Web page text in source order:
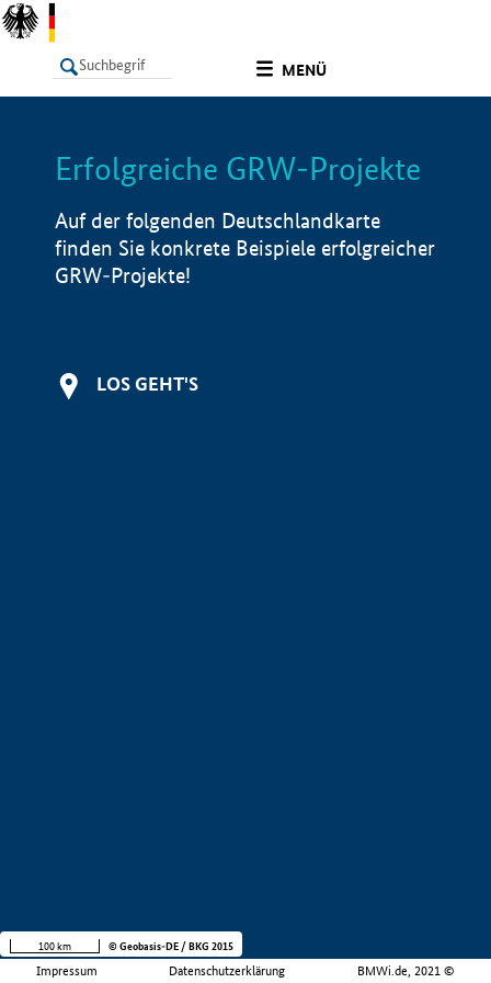
MENÜ
LISTE Info
Erfolgreiche GRW-Projekte
Auf der folgenden Deutschlandkarte
finden Sie konkrete Beispiele erfolgreicher
GRW-Projekte!
LOS GEHT'S
Impressum Datenschutzerklärung BMWi.de, 2021 ©
100 km © Geobasis-DE / BKG 2015